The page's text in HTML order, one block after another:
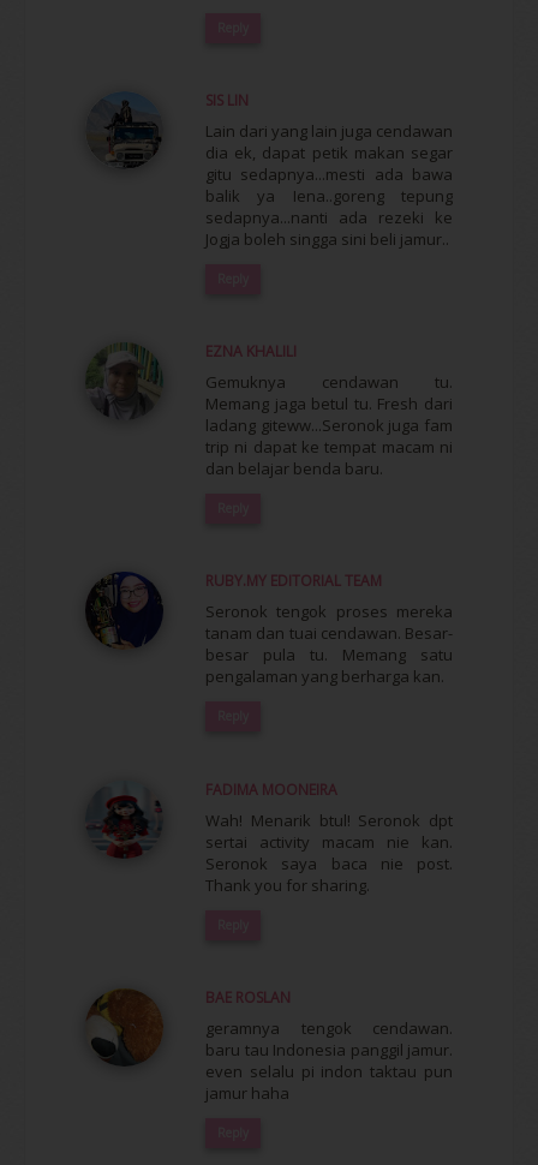
SIS LIN
Lain dari yang lain juga cendawan
dia ek, dapat petik makan segar
gitu sedapnya...mesti ada bawa
balik ya Iena..goreng tepung
sedapnya...nanti ada rezeki ke
Jogja boleh singga sini beli jamur..
EZNA KHALILI
Gemuknya cendawan tu.
Memang jaga betul tu. Fresh dari
ladang giteww...Seronok juga fam
trip ni dapat ke tempat macam ni
dan belajar benda baru.
RUBY.MY EDITORIAL TEAM
Seronok tengok proses mereka
tanam dan tuai cendawan. Besar-
besar pula tu. Memang satu
pengalaman yang berharga kan.
FADIMA MOONEIRA
Wah! Menarik btul! Seronok dpt
sertai activity macam nie kan.
Seronok saya baca nie post.
Thank you for sharing.
BAE ROSLAN
geramnya tengok cendawan.
baru tau Indonesia panggil jamur.
even selalu pi indon taktau pun
jamur haha